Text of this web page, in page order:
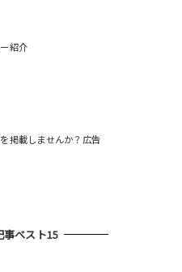
紹介
掲載しませんか？広告
事ベスト15